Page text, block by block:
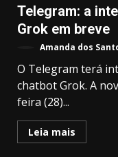
Telegram: a
Grok em breve
Amanda dos
O Telegram terá
chatbot Grok. A
feira (28)...
Leia mais